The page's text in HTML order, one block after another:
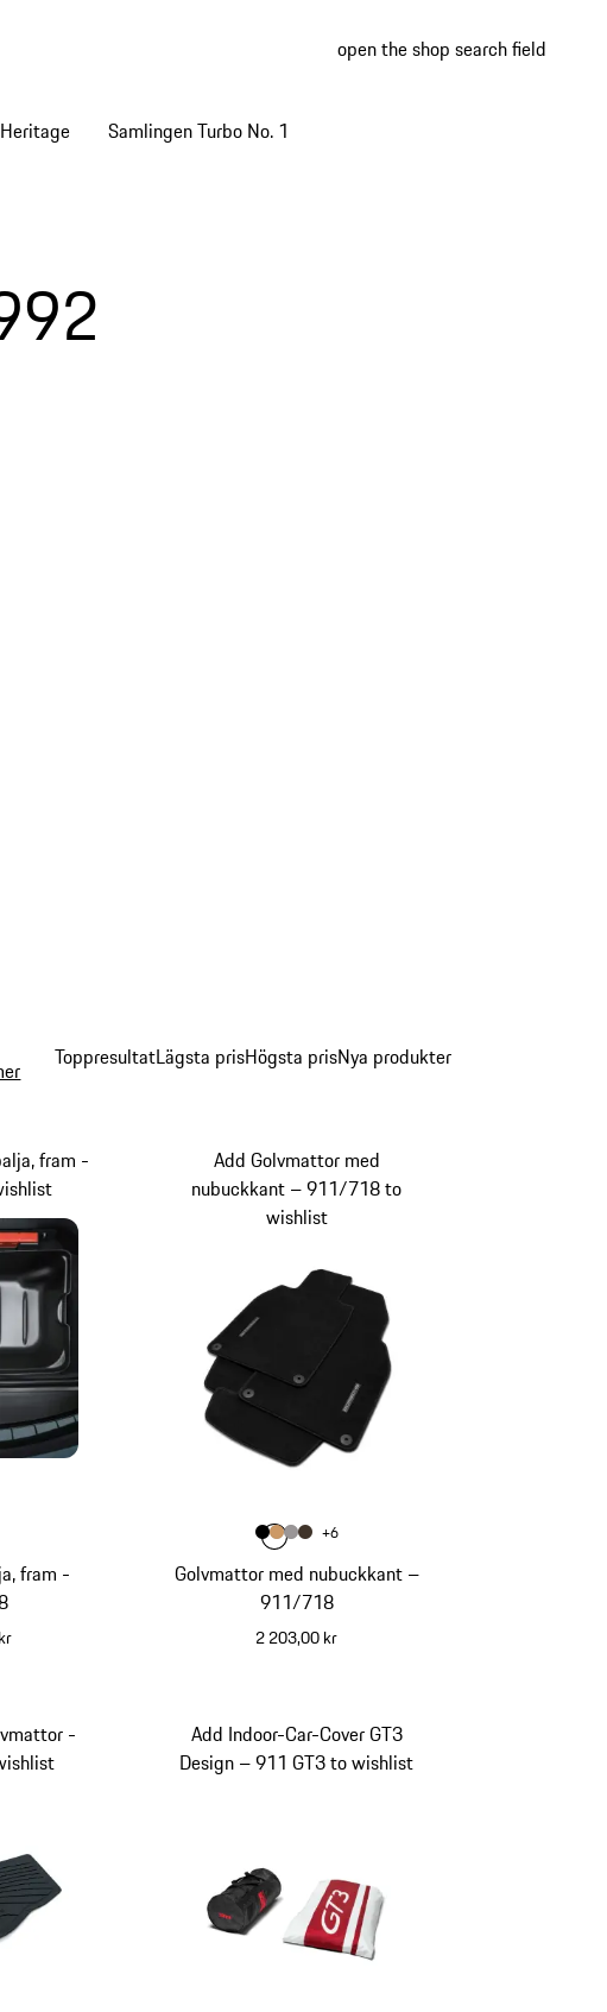
open the shop search field
Heritage Samlingen Turbo No. 1
ToppresultatLägsta prisHögsta prisNya produkter
fram -
fram -
Golvmattor med nubuckkant –
911/718
2 203,00 kr
Add Golvmattor med
nubuckkant – 911/718 to
wishlist
Färg
Färgsvart
Färgluxorbeige
Färg platinagrå
Färgsadelbrun
+6
-
Add Indoor-Car-Cover GT3
Design – 911 GT3 to wishlist